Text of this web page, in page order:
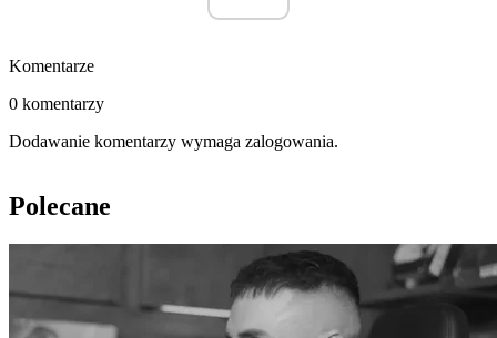
Komentarze
0 komentarzy
Dodawanie komentarzy wymaga zalogowania.
Polecane